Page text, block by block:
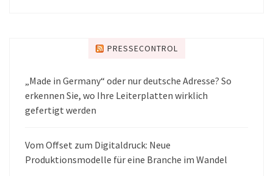
PRESSECONTROL
„Made in Germany“ oder nur deutsche Adresse? So
erkennen Sie, wo Ihre Leiterplatten wirklich
gefertigt werden
Vom Offset zum Digitaldruck: Neue
Produktionsmodelle für eine Branche im Wandel